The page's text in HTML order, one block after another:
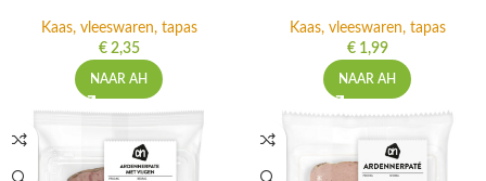
Kaas, vleeswaren, tapas
€2,35
NAAR AH
Kaas, vleeswaren, tapas
€1,99
NAAR AH